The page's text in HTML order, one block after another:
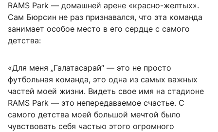
RAMS Park — домашней арене «красно-желтых».
Сам Бюрсин не раз признавался, что эта команда
занимает особое место в его сердце с самого
детства:
«Для меня „Галатасарай“ — это не просто
футбольная команда, это одна из самых важных
частей моей жизни. Видеть свое имя на стадионе
RAMS Park — это непередаваемое счастье. С
самого детства моей большой мечтой было
чувствовать себя частью этого огромного